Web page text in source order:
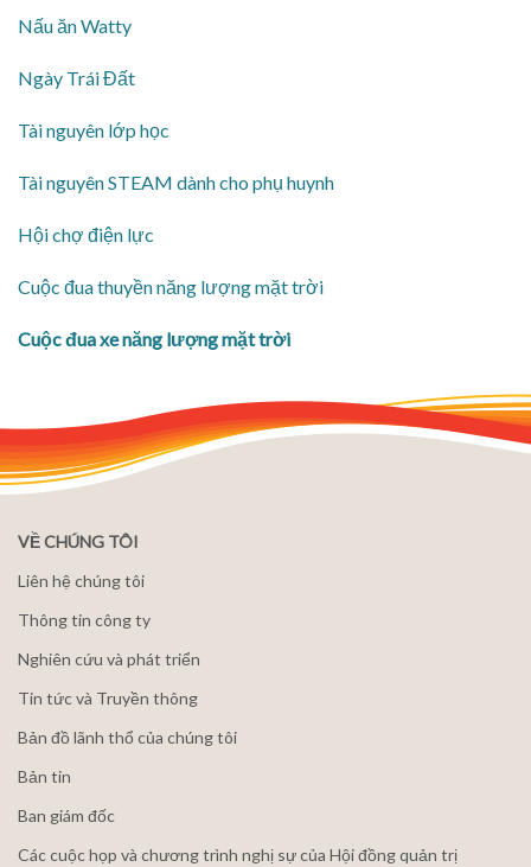
Nấu ăn Watty
Ngày Trái Đất
Tài nguyên lớp học
Tài nguyên STEAM dành cho phụ huynh
Hội chợ điện lực
Cuộc đua thuyền năng lượng mặt trời
Cuộc đua xe năng lượng mặt trời
VỀ CHÚNG TÔI
Liên hệ chúng tôi
Thông tin công ty
Nghiên cứu và phát triển
Tin tức và Truyền thông
Bản đồ lãnh thổ của chúng tôi
Bản tin
Ban giám đốc
Các cuộc họp và chương trình nghị sự của Hội đồng quản trị